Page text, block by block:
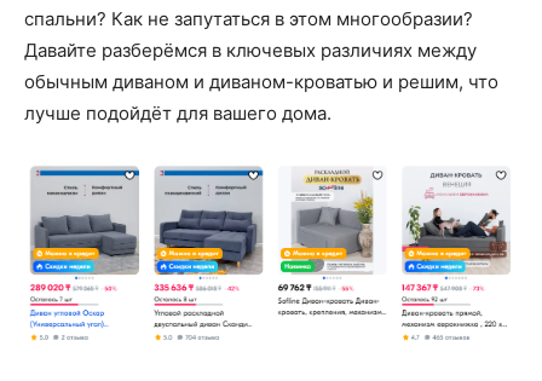
спальни? Как не запутаться в этом многообразии?
Давайте разберёмся в ключевых различиях между
обычным диваном и диваном-кроватью и решим, что
лучше подойдёт для вашего дома.